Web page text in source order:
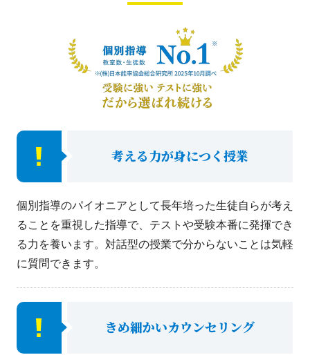
考える力が身につく授業
個別指導のパイオニアとして長年培った生徒自らが考え
ることを重視した指導で、テストや受験本番に発揮でき
る力を養います。対話型の授業で分からないことは気軽
に質問できます。
きめ細かいカウンセリング